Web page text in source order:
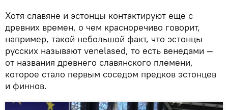
Хотя славяне и эстонцы контактируют еще с
древних времен, о чем красноречиво говорит,
например, такой небольшой факт, что эстонцы
русских называют venelased, то есть венедами —
от названия древнего славянского племени,
которое стало первым соседом предков эстонцев
и финнов.